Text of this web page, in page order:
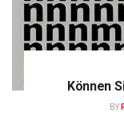
Können
BY